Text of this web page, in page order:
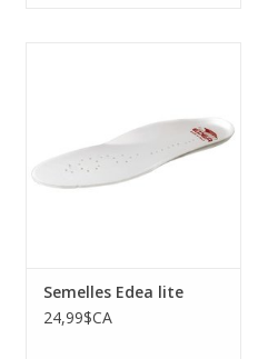
Semelles Edea lite
24,99$CA